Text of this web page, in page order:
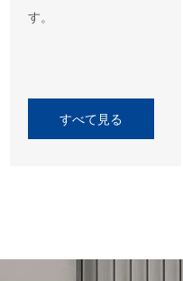
す。
すべて見る